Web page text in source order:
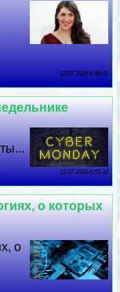
13 07 2026 6:46:41
12 07 2026 6:55:32
о которых
о